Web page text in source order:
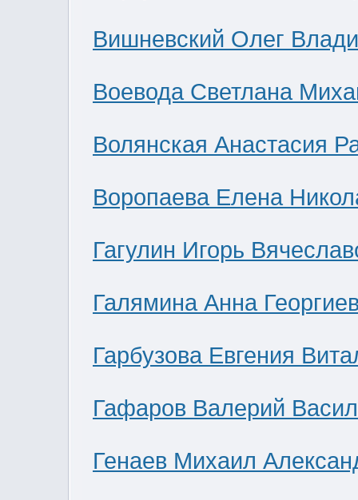
Вишневский Олег
Воевода Светлана
Волянская Анастасия
Воропаева Елена
Гагулин Игорь
Галямина Анна
Гарбузова Евгения
Гафаров Валерий
Генаев Михаил